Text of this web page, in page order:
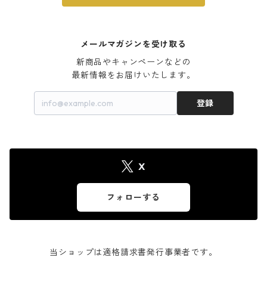
メールマガジンを受け取る
新商品やキャンペーンなどの
最新情報をお届けいたします。
登録
X
フォローする
当ショップは適格請求書発行事業者です。